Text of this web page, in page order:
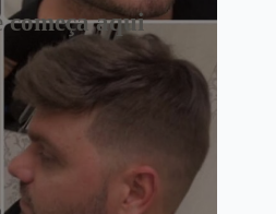
começa aqui